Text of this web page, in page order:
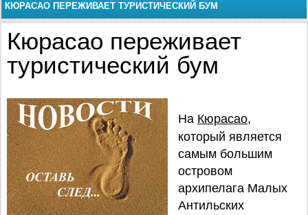
КЮРАСАО ПЕРЕЖИВАЕТ ТУРИСТИЧЕСКИЙ БУМ
Кюрасао переживает
туристический бум
На Кюрасао,
который является
самым большим
островом
архипелага Малых
Антильских